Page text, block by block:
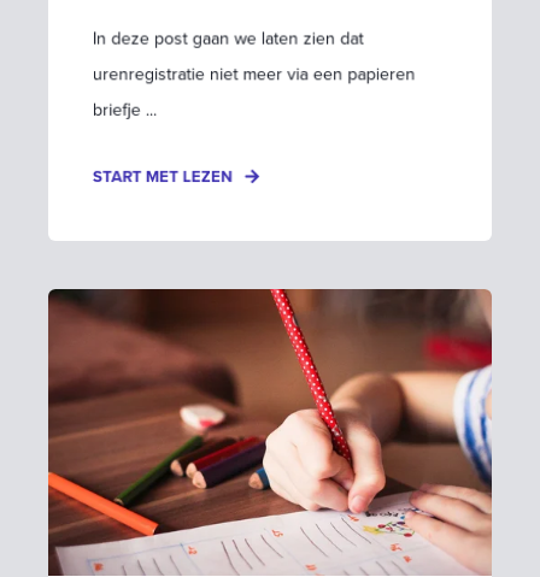
In deze post gaan we laten zien dat
urenregistratie niet meer via een papieren
briefje ...
START MET LEZEN